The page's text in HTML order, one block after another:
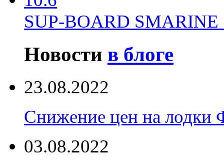
SUP-BOARD
Новости в блоге
23.08.2022
Снижение цен на
03.08.2022